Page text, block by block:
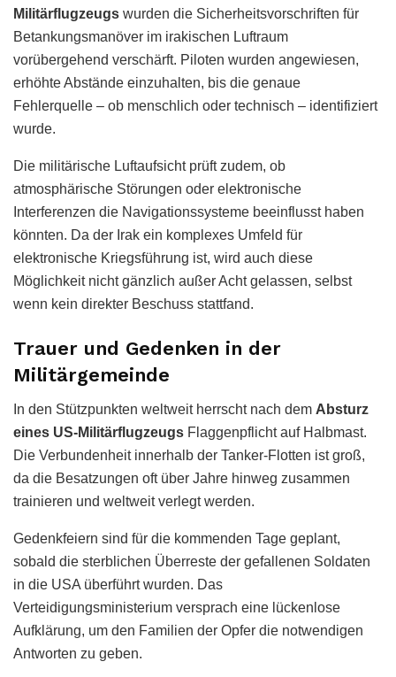
Militärflugzeugs wurden die Sicherheitsvorschriften für
Betankungsmanöver im irakischen Luftraum
vorübergehend verschärft. Piloten wurden angewiesen,
erhöhte Abstände einzuhalten, bis die genaue
Fehlerquelle – ob menschlich oder technisch – identifiziert
wurde.
Die militärische Luftaufsicht prüft zudem, ob
atmosphärische Störungen oder elektronische
Interferenzen die Navigationssysteme beeinflusst haben
könnten. Da der Irak ein komplexes Umfeld für
elektronische Kriegsführung ist, wird auch diese
Möglichkeit nicht gänzlich außer Acht gelassen, selbst
wenn kein direkter Beschuss stattfand.
Trauer und Gedenken in der
Militärgemeinde
In den Stützpunkten weltweit herrscht nach dem Absturz
eines US-Militärflugzeugs Flaggenpflicht auf Halbmast.
Die Verbundenheit innerhalb der Tanker-Flotten ist groß,
da die Besatzungen oft über Jahre hinweg zusammen
trainieren und weltweit verlegt werden.
Gedenkfeiern sind für die kommenden Tage geplant,
sobald die sterblichen Überreste der gefallenen Soldaten
in die USA überführt wurden. Das
Verteidigungsministerium versprach eine lückenlose
Aufklärung, um den Familien der Opfer die notwendigen
Antworten zu geben.